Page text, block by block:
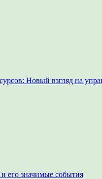
Новый взгляд на
его значимые события